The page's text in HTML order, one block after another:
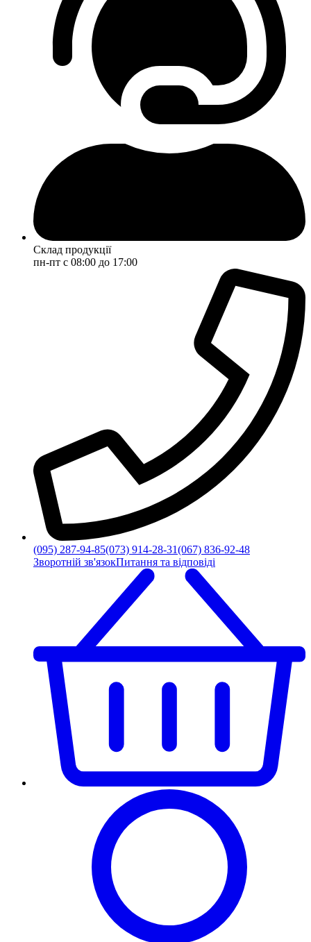
Склад продукції
пн-пт с 08:00 до 17:00
(095) 287-94-85(073) 914-28-31(067) 836-92-48
Зворотній зв'язокПитання та відповіді